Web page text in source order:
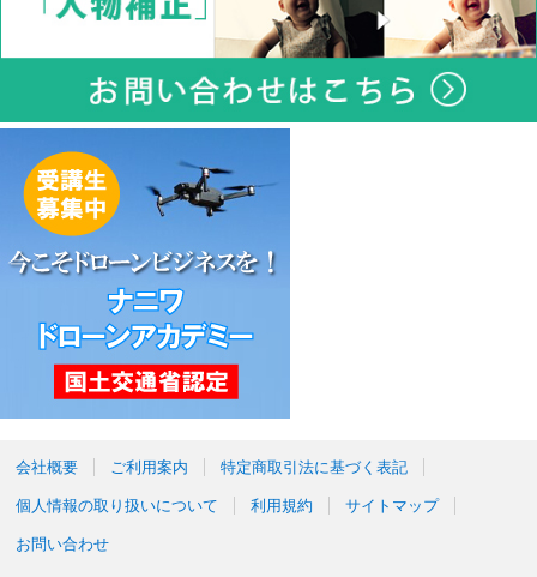
会社概要 ご利用案内 特定商取引法に基づく表記
個人情報の取り扱いについて 利用規約 サイトマップ
お問い合わせ